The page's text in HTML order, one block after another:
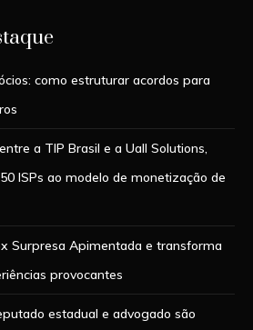
como estruturar acordos para
a TIP Brasil e a Uall Solutions,
ISPs ao modelo de monetização de
Surpresa Apimentada e transforma
provocantes
estadual e advogado são